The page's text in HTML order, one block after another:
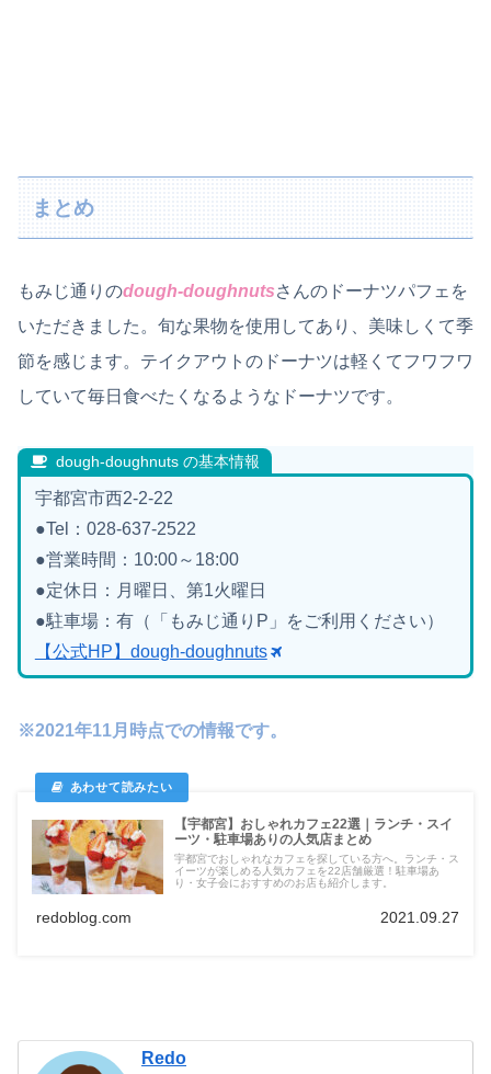
まとめ
もみじ通りのdough-doughnutsさんのドーナツパフェを
いただきました。旬な果物を使用してあり、美味しくて季
節を感じます。テイクアウトのドーナツは軽くてフワフワ
していて毎日食べたくなるようなドーナツです。
dough-doughnuts の基本情報
宇都宮市西2-2-22
●Tel：028-637-2522
●営業時間：10:00～18:00
●定休日：月曜日、第1火曜日
●駐車場：有（「もみじ通りP」をご利用ください）
【公式HP】dough-doughnuts
※2021年11月時点での情報です。
【宇都宮】おしゃれカフェ22選｜ランチ・スイ
ーツ・駐車場ありの人気店まとめ
宇都宮でおしゃれなカフェを探している方へ。ランチ・ス
イーツが楽しめる人気カフェを22店舗厳選！駐車場あ
り・女子会におすすめのお店も紹介します。
redoblog.com 2021.09.27
Redo